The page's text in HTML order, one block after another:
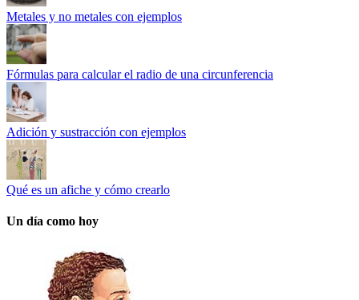
Metales y no metales con ejemplos
Fórmulas para calcular el radio de una circunferencia
Adición y sustracción con ejemplos
Qué es un afiche y cómo crearlo
Un día como hoy